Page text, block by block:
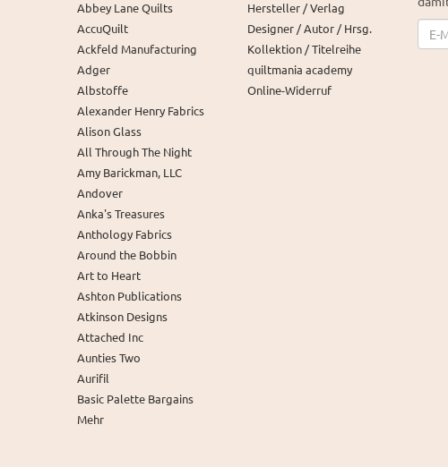
Abbey Lane Quilts
AccuQuilt
Ackfeld Manufacturing
Adger
Albstoffe
Alexander Henry Fabrics
Alison Glass
All Through The Night
Amy Barickman, LLC
Andover
Anka's Treasures
Anthology Fabrics
Around the Bobbin
Art to Heart
Ashton Publications
Atkinson Designs
Attached Inc
Aunties Two
Aurifil
Basic Palette Bargains
Mehr
Hersteller / Verlag
Designer / Autor / Hrsg.
Kollektion / Titelreihe
quiltmania academy
Online-Widerruf